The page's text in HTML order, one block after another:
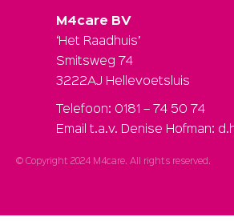
M4care BV
‘Het Raadhuis’
Smitsweg 74
3222AJ Hellevoetsluis
Telefoon: 0181 – 74 50 74
Email t.a.v. Denise Hofman:
© Copyright 2024 M4care. All rights reserved.